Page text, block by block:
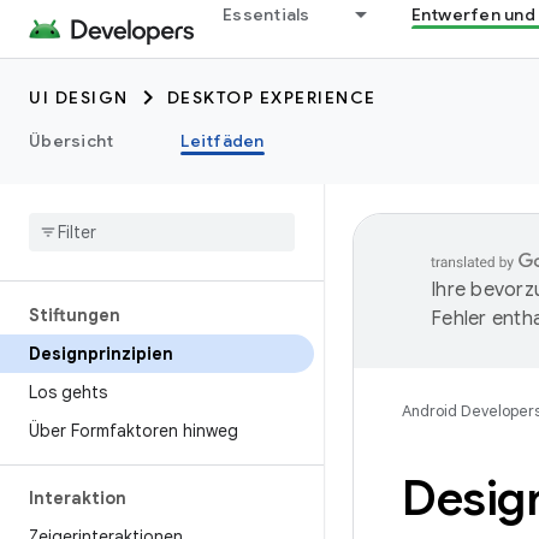
Essentials Entwerfen und
UI DESIGN
DESKTOP EXPERIENCE
Übersicht
Leitfäden
Stiftungen
Designprinzipien
Los gehts
Über Formfaktoren hinweg
Interaktion
Ihre
Fehler
Android